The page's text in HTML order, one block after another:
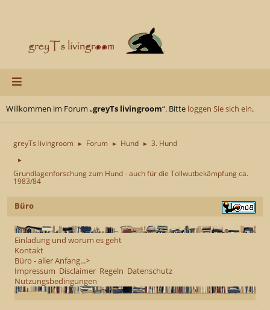
Willkommen im Forum „greyTs livingroom“. Bitte loggen Sie sich ein.
greyTs livingroom ► Forum ► Hund ► 3. Hund
►
Grundlagenforschung zum Hund - auch für die Tollwutbekämpfung ca.
1983/84
Büro
Einladung und worum es geht
Kontakt
Büro - aller Anfang...>
Impressum Disclaimer Regeln Datenschutz
Nutzungsbedingungen